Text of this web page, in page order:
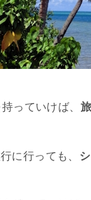
っていけば、
に行っても、